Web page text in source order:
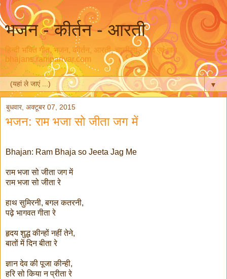
भजन - कीर्तन - आरती
हिन्दी भक्ति गीत, भजन, कीर्तन, आरती, चालीसा - शब्द एवं गान
bhajans.ramparivar.com
▼
बुधवार, अक्टूबर 07, 2015
भजन: राम भजा सो जीता जग में
Bhajan: Ram Bhaja so Jeeta Jag Me
राम भजा सो जीता जग में
राम भजा सो जीता रे
हाथ सुमिरनी, बगल कतरनी,
पढ़े भागवत गीता रे
हृदय शुद्ध कीन्हों नहीं तेने,
बातों में दिन बीता रे
ज्ञान देव की पूजा कीन्ही,
हरि सो किया न प्रीता रे